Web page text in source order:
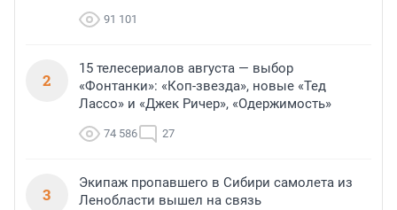
91 101
2
15 телесериалов августа — выбор
«Фонтанки»: «Коп-звезда», новые «Тед
Лассо» и «Джек Ричер», «Одержимость»
74 586 27
3
Экипаж пропавшего в Сибири самолета из
Ленобласти вышел на связь